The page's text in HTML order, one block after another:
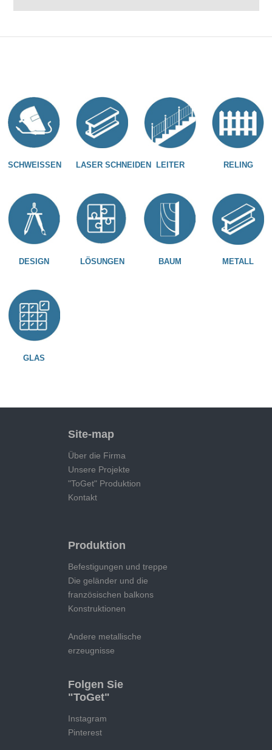
SCHWEISSEN LASER SCHNEIDEN LEITER RELING
DESIGN LÖSUNGEN BAUM METALL
GLAS
Site-map
Über die Firma
Unsere Projekte
"ToGet" Produktion
Kontakt
Produktion
Befestigungen und treppe
Die geländer und die
französischen balkons
Konstruktionen
Andere metallische
erzeugnisse
Folgen Sie
"ToGet"
Instagram
Pinterest